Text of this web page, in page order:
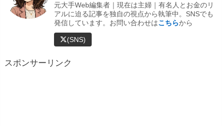
元大手Web編集者｜現在は主婦｜有名人とお金のリ
アルに迫る記事を独自の視点から執筆中。SNSでも
発信しています。お問い合わせはこちらから
(SNS)
スポンサーリンク